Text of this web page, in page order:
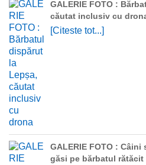
GALERIE FOTO :
căutat inclusiv cu
[Citeste tot...]
GALERIE FOTO :
găsi pe bărbatul rătăcit